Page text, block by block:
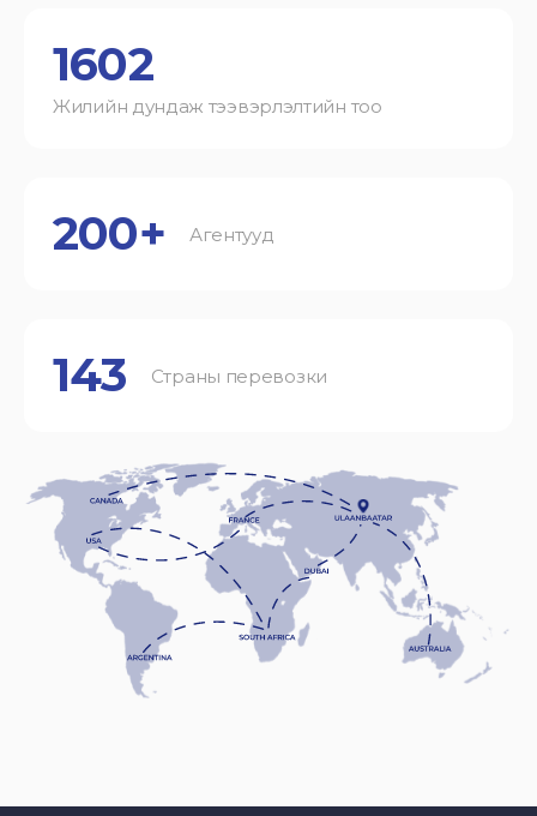
1602
Жилийн дундаж тээвэрлэлтийн тоо
200+ Агентууд
143 Страны перевозки